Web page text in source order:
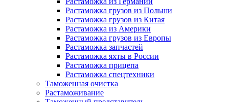
Растаможка грузов из Польши
Растаможка грузов из Китая
Растаможка из Америки
Растаможка грузов из Европы
Растаможка запчастей
Растаможка яхты в России
Растаможка прицепа
Растаможка спецтехники
Таможенная очистка
Растаможивание